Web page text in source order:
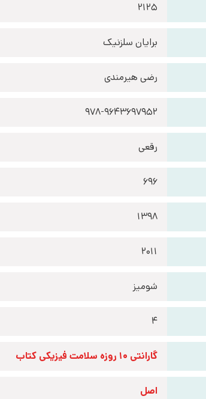
2125
برایان سلزنیک
رضی هیرمندی
978-9643697952
رقعی
696
1398
2011
شومیز
4
گارانتی 10 روزه سلامت فیزیکی کتاب
اصل